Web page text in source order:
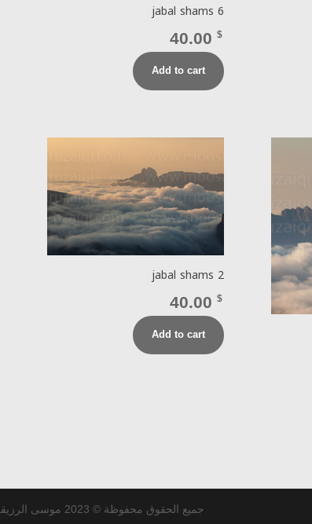
jabal shams 6
40.00$
Add to cart
jabal shams 2
40.00$
Add to cart
جميع الحقوق محفوظة © 2023 موسى الرزيقي..إستضافة و تطوير